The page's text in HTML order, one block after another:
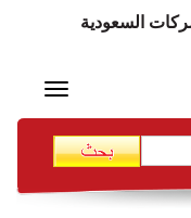
السعودية
Toggle